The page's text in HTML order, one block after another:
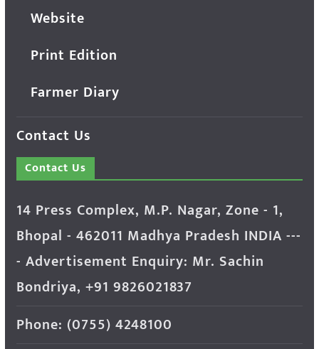
Website
Print Edition
Farmer Diary
Contact Us
Contact Us
14 Press Complex, M.P. Nagar, Zone - 1,
Bhopal - 462011 Madhya Pradesh INDIA ---
- Advertisement Enquiry: Mr. Sachin
Bondriya, +91 9826021837
Phone: (0755) 4248100